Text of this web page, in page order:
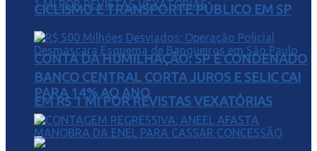
CONTA DA HUMILHAÇÃO: SP É CONDENADO
EM R$ 1 MI POR REVISTAS VEXATÓRIAS
CICLISMO E TRANSPORTE PÚBLICO EM SP
BANCO CENTRAL CORTA JUROS E SELIC CAI
PARA 14% AO ANO